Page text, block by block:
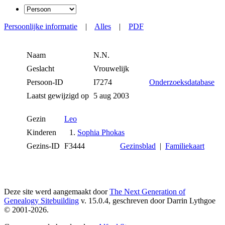
Persoonlijke informatie | Alles | PDF
Naam
N.N.
Geslacht
Vrouwelijk
Persoon-ID
I7274
Onderzoeksdatabase
Laatst gewijzigd op 5 aug 2003
Gezin
Leo
Kinderen
1. Sophia Phokas
Gezins-ID F3444 Gezinsblad | Familiekaart
Deze site werd aangemaakt doorThe Next Generation of
Genealogy Sitebuilding v. 15.0.4, geschreven door Darrin Lythgoe
© 2001-2026.